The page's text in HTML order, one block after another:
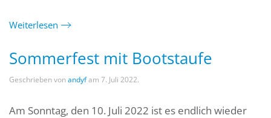
Weiterlesen
Sommerfest mit Bootstaufe
Geschrieben vonandyfam 7. Juli 2022.
Am Sonntag, den 10. Juli 2022 ist es endlich wieder